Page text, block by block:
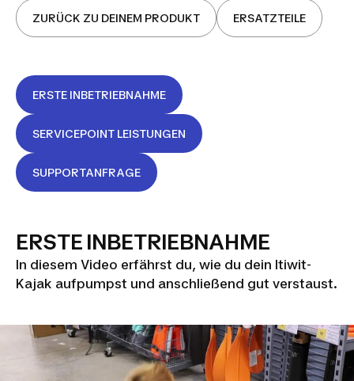
ZURÜCK ZU DEINEM PRODUKT ERSATZTEILE
ERSTE INBETRIEBNAHME
SERVICEPOINT LEISTUNGEN
SUPPORTANFRAGE
ERSTE INBETRIEBNAHME
In diesem Video erfährst du, wie du dein Itiwit-
Kajak aufpumpst und anschließend gut verstaust.